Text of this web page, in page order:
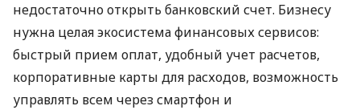
недостаточно открыть банковский счет. Бизнесу
нужна целая экосистема финансовых сервисов:
быстрый прием оплат, удобный учет расчетов,
корпоративные карты для расходов, возможность
управлять всем через смартфон и